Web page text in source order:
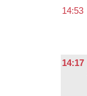
14:53
14:17